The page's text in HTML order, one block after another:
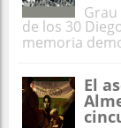
de los 30
memoria
El